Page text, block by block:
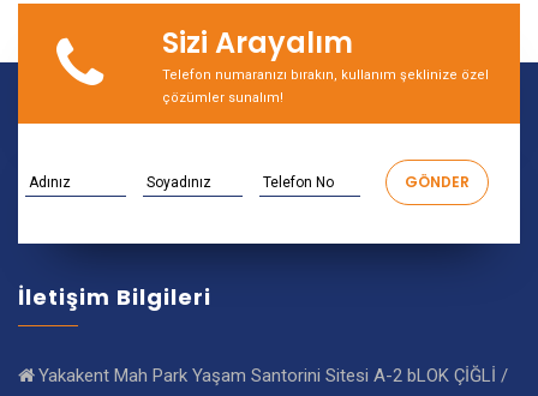
Sizi Arayalım
Telefon numaranızı bırakın, kullanım şeklinize özel
çözümler sunalım!
İletişim Bilgileri
Yakakent Mah Park Yaşam Santorini Sitesi A-2 bLOK ÇİĞLİ /